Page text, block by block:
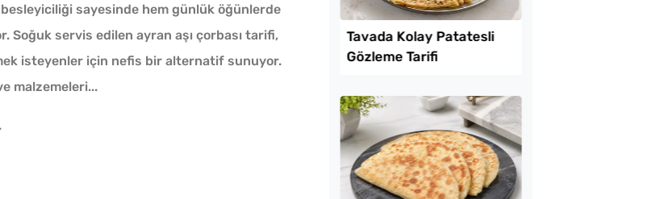
sayesinde hem günlük öğünlerde
Soğuk servis edilen ayran aşı çorbası tarifi,
isteyenler için nefis bir alternatif sunuyor.
malzemeleri...
Lezzet Trendleri